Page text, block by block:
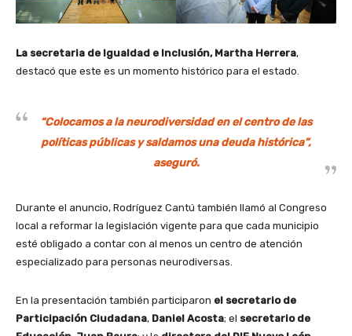
La secretaria de Igualdad e Inclusión, Martha Herrera,
destacó que este es un momento histórico para el estado.
“Colocamos a la neurodiversidad en el centro de las
políticas públicas y saldamos una deuda histórica”,
aseguró.
Durante el anuncio, Rodríguez Cantú también llamó al Congreso
local a reformar la legislación vigente para que cada municipio
esté obligado a contar con al menos un centro de atención
especializado para personas neurodiversas.
En la presentación también participaron el secretario de
Participación Ciudadana, Daniel Acosta; el secretario de